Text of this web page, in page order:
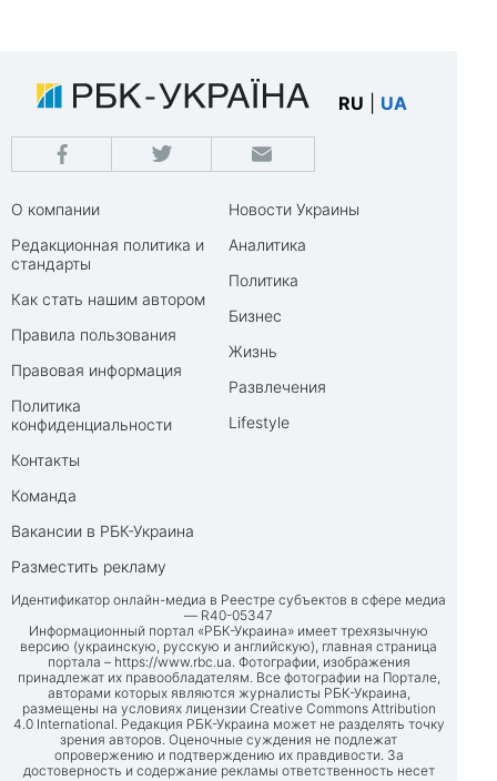
RU UA
О компании
Редакционная политика и
стандарты
Как стать нашим автором
Правила пользования
Правовая информация
Политика
конфиденциальности
Контакты
Команда
Вакансии в РБК-Украина
Разместить рекламу
Новости Украины
Аналитика
Политика
Бизнес
Жизнь
Развлечения
Lifestyle
Идентификатор онлайн-медиа в Реестре субъектов в сфере медиа
— R40-05347
Информационный портал «РБК-Украина» имеет трехязычную
версию (украинскую, русскую и английскую), главная страница
портала – https://www.rbc.ua. Фотографии, изображения
принадлежат их правообладателям. Все фотографии на Портале,
авторами которых являются журналисты РБК-Украина,
размещены на условиях лицензии Creative Commons Attribution
4.0 International. Редакция РБК-Украина может не разделять точку
зрения авторов. Оценочные суждения не подлежат
опровержению и подтверждению их правдивости. За
достоверность и содержание рекламы ответственность несет